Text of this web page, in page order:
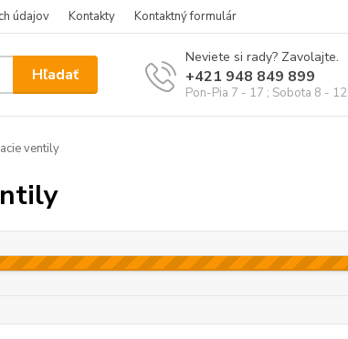
údajov Kontakty Kontaktný formulár
Hľadať
Neviete si rady? Zavolajte.
+421 948 849 899
Pon-Pia 7 - 17 ; Sobota 8 - 12
ventily